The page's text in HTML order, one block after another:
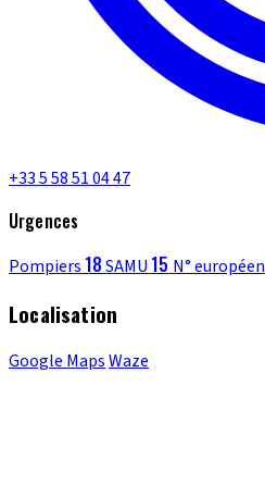
+33 5 58 51 04 47
Urgences
Pompiers 18SAMU 15 N° européen
Localisation
Google MapsWaze